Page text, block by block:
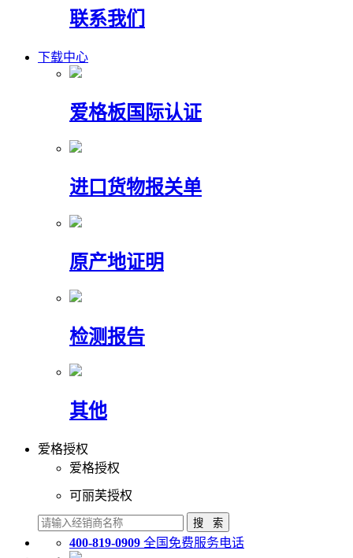
联系我们
下载中心
爱格板国际认证
进口货物报关单
原产地证明
检测报告
其他
爱格授权
爱格授权
可丽芙授权
400-819-0909 全国免费服务电话